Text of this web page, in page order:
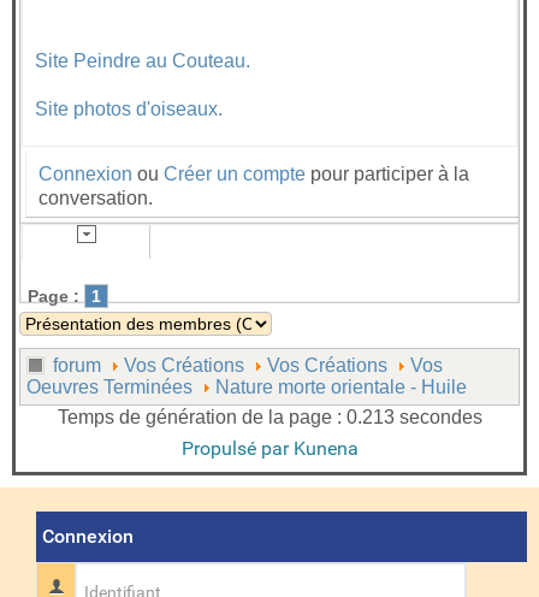
Site Peindre au Couteau.
Site photos d'oiseaux.
Connexion ou Créer un compte pour participer à la
conversation.
Page : 1
forum Vos Créations Vos Créations
Vos
Oeuvres Terminées
Nature morte orientale - Huile
Temps de génération de la page : 0.213 secondes
Propulsé par Kunena
Connexion
Identifiant